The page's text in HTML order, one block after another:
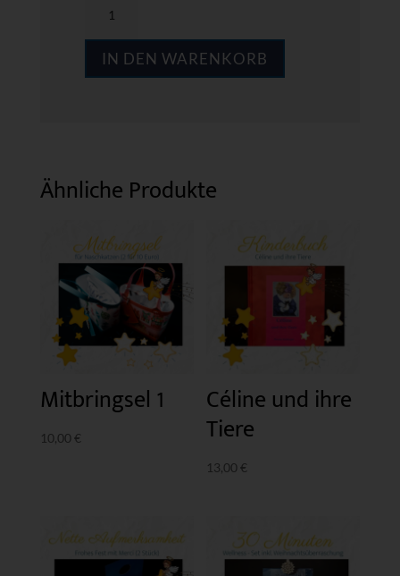
praktisch
IN DEN WARENKORB
Ähnliche Produkte
Mitbringsel 1
10,00 €
Céline und ihre
Tiere
13,00 €